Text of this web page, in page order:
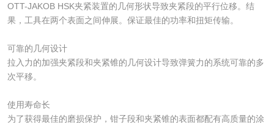
OTT-JAKOB HSK夹紧装置的几何形状导致夹紧段的平行位移。结
果，工具在两个表面之间伸展。保证最佳的功率和扭矩传输。
可靠的几何设计
拉入力的加强夹紧段和夹紧锥的几何设计导致弹簧力的系统可靠的多
次平移。
使用寿命长
为了获得最佳的磨损保护，钳子段和夹紧锥的表面都配有高质量的涂